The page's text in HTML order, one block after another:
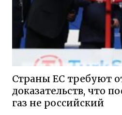
Страны ЕС требуют
доказательств, что
газ не российский